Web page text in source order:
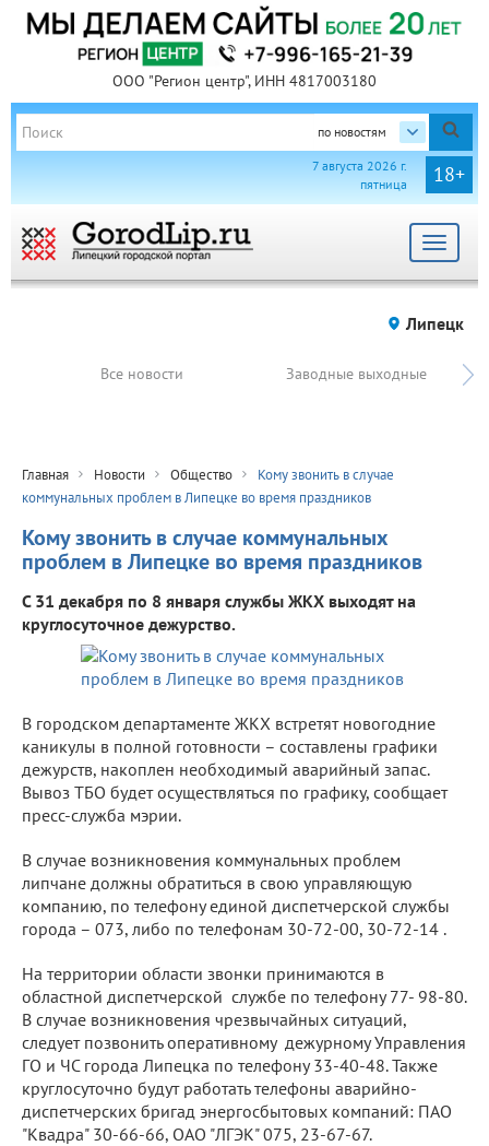
ООО "Регион центр", ИНН 4817003180
по новостям
18+
7 августа 2026 г.
пятница
Toggle
Липецк
Все новости Заводные выходные
Главная Новости Общество
Кому звонить в случае
коммунальных проблем в Липецке во время праздников
Кому звонить в случае коммунальных
проблем в Липецке во время праздников
С 31 декабря по 8 января службы ЖКХ выходят на
круглосуточное дежурство.
В городском департаменте ЖКХ встретят новогодние
каникулы в полной готовности – составлены графики
дежурств, накоплен необходимый аварийный запас.
Вывоз ТБО будет осуществляться по графику, сообщает
пресс-служба мэрии.
В случае возникновения коммунальных проблем
липчане должны обратиться в свою управляющую
компанию, по телефону единой диспетчерской службы
города – 073, либо по телефонам 30-72-00, 30-72-14 .
На территории области звонки принимаются в
областной диспетчерской службе по телефону 77- 98-80.
В случае возникновения чрезвычайных ситуаций,
следует позвонить оперативному дежурному Управления
ГО и ЧС города Липецка по телефону 33-40-48. Также
круглосуточно будут работать телефоны аварийно-
диспетчерских бригад энергосбытовых компаний: ПАО
"Квадра" 30-66-66, ОАО "ЛГЭК" 075, 23-67-67.